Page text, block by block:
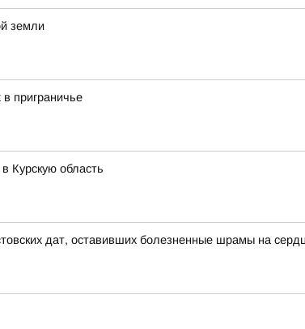
земли
приграничье
Курскую область
дат, оставивших болезненные шрамы на